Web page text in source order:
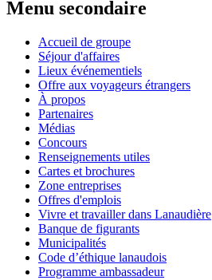
Menu secondaire
Accueil de groupe
Séjour d'affaires
Lieux événementiels
Offre aux voyageurs étrangers
À propos
Partenaires
Médias
Concours
Renseignements utiles
Cartes et brochures
Zone entreprises
Offres d'emplois
Vivre et travailler dans Lanaudière
Banque de figurants
Municipalités
Code d’éthique lanaudois
Programme ambassadeur